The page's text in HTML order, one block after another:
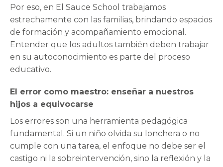
Por eso, en El Sauce School trabajamos
estrechamente con las familias, brindando espacios
de formación y acompañamiento emocional.
Entender que los adultos también deben trabajar
en su autoconocimiento es parte del proceso
educativo.
El error como maestro: enseñar a nuestros
hijos a equivocarse
Los errores son una herramienta pedagógica
fundamental. Si un niño olvida su lonchera o no
cumple con una tarea, el enfoque no debe ser el
castigo ni la sobreintervención, sino la reflexión y la